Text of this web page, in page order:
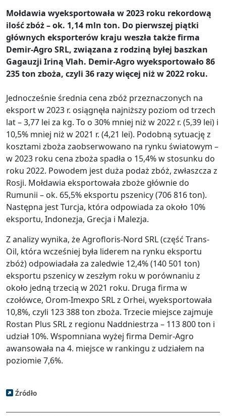
Mołdawia wyeksportowała w 2023 roku rekordową
ilość zbóż – ok. 1,14 mln ton. Do pierwszej piątki
głównych eksporterów kraju weszła także firma
Demir-Agro SRL, związana z rodziną byłej baszkan
Gagauzji Iriną Vlah. Demir-Agro wyeksportowało 86
235 ton zboża, czyli 36 razy więcej niż w 2022 roku.
Jednocześnie średnia cena zbóż przeznaczonych na
eksport w 2023 r. osiągnęła najniższy poziom od trzech
lat – 3,77 lei za kg. To o 30% mniej niż w 2022 r. (5,39 lei) i
10,5% mniej niż w 2021 r. (4,21 lei). Podobną sytuację z
kosztami zboża zaobserwowano na rynku światowym –
w 2023 roku cena zboża spadła o 15,4% w stosunku do
roku 2022. Powodem jest duża podaż zbóż, zwłaszcza z
Rosji. Mołdawia eksportowała zboże głównie do
Rumunii – ok. 65,5% eksportu pszenicy (706 816 ton).
Następna jest Turcja, która odpowiada za około 10%
eksportu, Indonezja, Grecja i Malezja.
Z analizy wynika, że ​​Agrofloris-Nord SRL (część Trans-
Oil, która wcześniej była liderem na rynku eksportu
zbóż) odpowiadała za zaledwie 12,4% (140 501 ton)
eksportu pszenicy w zeszłym roku w porównaniu z
około jedną trzecią w 2021 roku. Druga firma w
czołówce, Orom-Imexpo SRL z Orhei, wyeksportowała
10,8%, czyli 123 388 ton zboża. Trzecie miejsce zajmuje
Rostan Plus SRL z regionu Naddniestrza – 113 800 ton i
udział 10%. Wspomniana wyżej firma Demir-Agro
awansowała na 4. miejsce w rankingu z udziałem na
poziomie 7,6%.
Źródło